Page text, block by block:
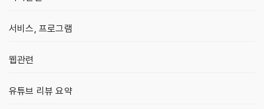
서비스, 프로그램
웹관련
유튜브 리뷰 요약